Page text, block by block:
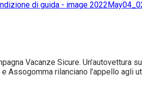
Vacanze Sicure.
Assogomma rilanciano l’appello agli